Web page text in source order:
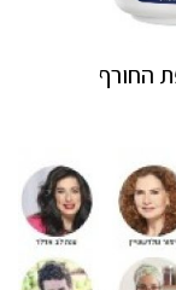
החורף